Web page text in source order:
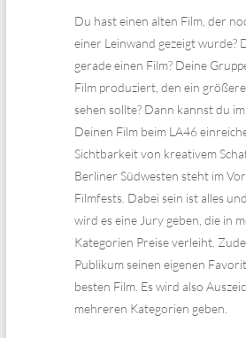
Du hast einen alten Film, der
einer Leinwand gezeigt wurde?
gerade einen Film? Deine
Film produziert, den ein
sehen sollte? Dann kannst du
Deinen Film beim LA46
Sichtbarkeit von kreativem
Berliner Südwesten steht im
Filmfests. Dabei sein ist alles
wird es eine Jury geben, die in
Kategorien Preise verleiht.
Publikum seinen eigenen
besten Film. Es wird also
mehreren Kategorien geben.